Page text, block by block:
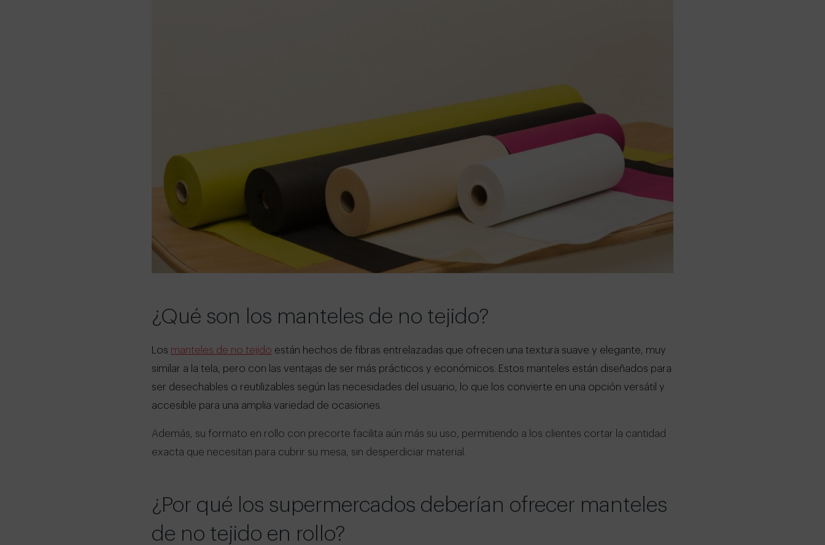
¿Qué son los manteles de no tejido?
Los manteles de no tejido están hechos de fibras entrelazadas que ofrecen una textura suave y elegante, muy
similar a la tela, pero con las ventajas de ser más prácticos y económicos. Estos manteles están diseñados para
ser desechables o reutilizables según las necesidades del usuario, lo que los convierte en una opción versátil y
accesible para una amplia variedad de ocasiones.
Además, su formato en rollo con precorte facilita aún más su uso, permitiendo a los clientes cortar la cantidad
exacta que necesitan para cubrir su mesa, sin desperdiciar material.
¿Por qué los supermercados deberían ofrecer manteles
de no tejido en rollo?